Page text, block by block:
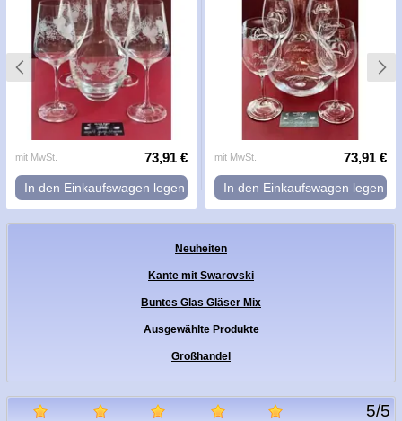
Neuheiten
Kante mit Swarovski
Buntes Glas Gläser Mix
Ausgewählte Produkte
Großhandel
5/5
mit MwSt. 73,91 €
In den Einkaufswagen legen
mit MwSt. 73,91 €
In den Einkaufswagen legen